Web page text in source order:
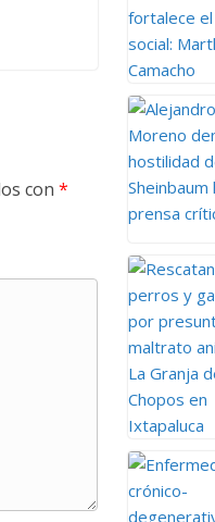
con *